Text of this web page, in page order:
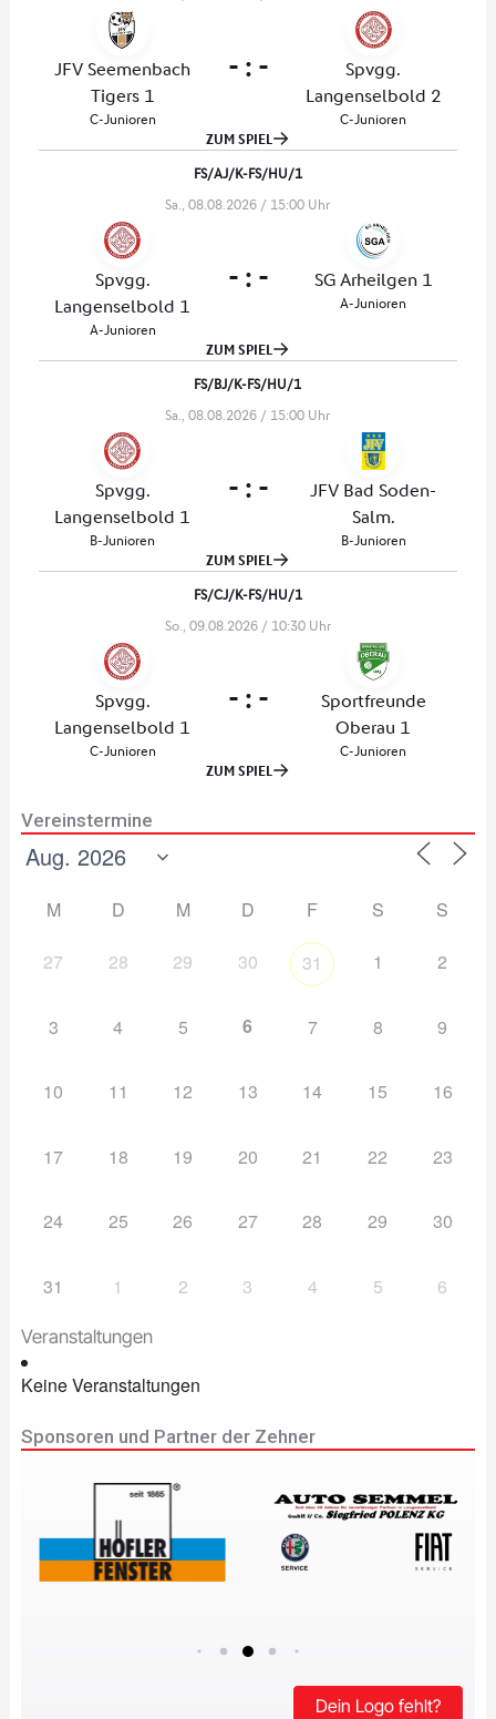
Vereinstermine
M D M D F S S
27 28 29 30 31 1 2
3 4 5 6 7 8 9
10 11 12 13 14 15 16
17 18 19 20 21 22 23
24 25 26 27 28 29 30
31 1 2 3 4 5 6
Veranstaltungen
Keine Veranstaltungen
Sponsoren und Partner der Zehner
Dein Logo fehlt?